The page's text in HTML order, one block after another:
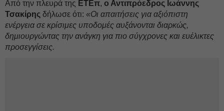
Από την πλευρά της ΕΤΕπ, ο Αντιπρόεδρος Ιωάννης
Τσακίρης δήλωσε ότι: «Οι απαιτήσεις για αξιόπιστη
ενέργεια σε κρίσιμες υποδομές αυξάνονται διαρκώς,
δημιουργώντας την ανάγκη για πιο σύγχρονες και ευέλικτες
προσεγγίσεις.